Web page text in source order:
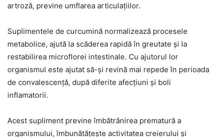
artroză, previne umflarea articulațiilor.
Suplimentele de curcumină normalizează procesele
metabolice, ajută la scăderea rapidă în greutate și la
restabilirea microflorei intestinale. Cu ajutorul lor
organismul este ajutat să-și revină mai repede în perioada
de convalescență, după diferite afecțiuni și boli
inflamatorii.
Acest supliment previne îmbătrânirea prematură a
organismului, îmbunătățește activitatea creierului și